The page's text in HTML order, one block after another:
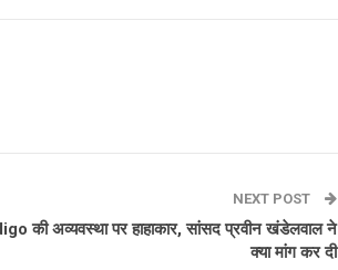
NEXT POST
की अव्यवस्था पर हाहाकार, सांसद प्रवीन खंडेलवाल ने
क्या मांग कर दी